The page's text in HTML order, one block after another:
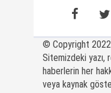
© Copyright 2022
Sitemizdeki yazı,
haberlerin her
veya kaynak